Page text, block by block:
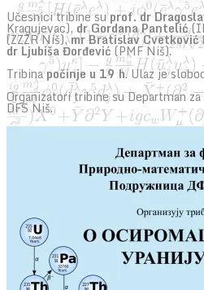
Učesnici tribine suprof. dr
Kragujevac), dr Gordana Pantelić
(ZZZR Niš),mr Bratislav Cvetković
dr Ljubiša Đorđević (PMF Niš).
Tribinapočinje u 19 h. Ulaz je
Organizatori tribine su Departman
DFS Niš.